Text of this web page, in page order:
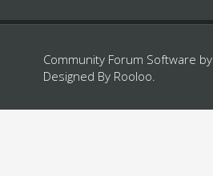
Community Forum Software by
Designed By Rooloo.